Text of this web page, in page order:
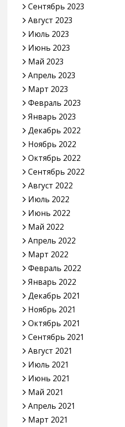
Сентябрь 2023
Август 2023
Июль 2023
Июнь 2023
Май 2023
Апрель 2023
Март 2023
Февраль 2023
Январь 2023
Декабрь 2022
Ноябрь 2022
Октябрь 2022
Сентябрь 2022
Август 2022
Июль 2022
Июнь 2022
Май 2022
Апрель 2022
Март 2022
Февраль 2022
Январь 2022
Декабрь 2021
Ноябрь 2021
Октябрь 2021
Сентябрь 2021
Август 2021
Июль 2021
Июнь 2021
Май 2021
Апрель 2021
Март 2021